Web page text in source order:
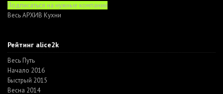
Подписаться на нужные компании
Весь АРХИВ Кухни
Рейтинг alice2k
Весь Путь
Начало 2016
Быстрый 2015
Весна 2014